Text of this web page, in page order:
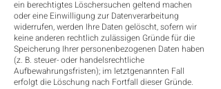
ein berechtigtes Löschersuchen geltend machen
oder eine Einwilligung zur Datenverarbeitung
widerrufen, werden Ihre Daten gelöscht, sofern wir
keine anderen rechtlich zulässigen Gründe für die
Speicherung Ihrer personenbezogenen Daten haben
(z. B. steuer- oder handelsrechtliche
Aufbewahrungsfristen); im letztgenannten Fall
erfolgt die Löschung nach Fortfall dieser Gründe.